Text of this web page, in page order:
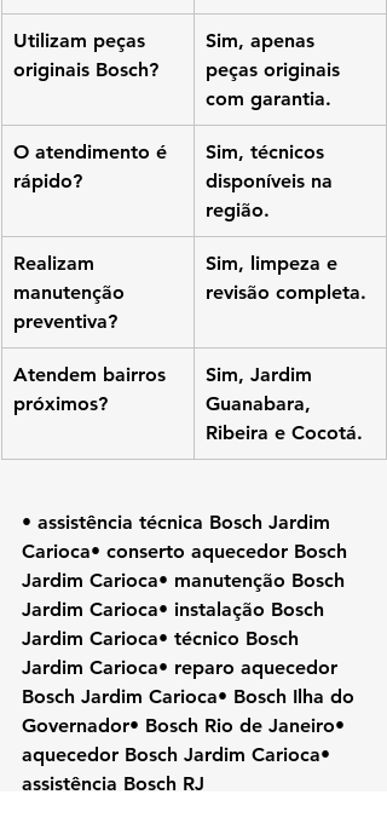
Utilizam peças
originais Bosch?
Sim, apenas
peças originais
com garantia.
O atendimento é
rápido?
Sim, técnicos
disponíveis na
região.
Realizam
manutenção
preventiva?
Sim, limpeza e
revisão completa.
Atendem bairros
próximos?
Sim, Jardim
Guanabara,
Ribeira e Cocotá.
• assistência técnica Bosch Jardim
Carioca• conserto aquecedor Bosch
Jardim Carioca• manutenção Bosch
Jardim Carioca• instalação Bosch
Jardim Carioca• técnico Bosch
Jardim Carioca• reparo aquecedor
Bosch Jardim Carioca• Bosch Ilha do
Governador• Bosch Rio de Janeiro•
aquecedor Bosch Jardim Carioca•
assistência Bosch RJ